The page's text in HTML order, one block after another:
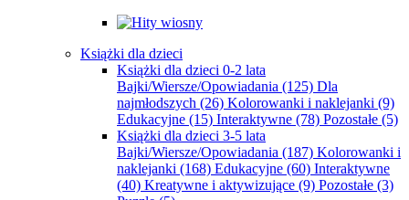
Książki dla dzieci
Książki dla dzieci 0-2 lata
Bajki/Wiersze/Opowiadania (125) Dla
najmłodszych (26) Kolorowanki i naklejanki (9)
Edukacyjne (15) Interaktywne (78) Pozostałe (5)
Książki dla dzieci 3-5 lata
Bajki/Wiersze/Opowiadania (187) Kolorowanki i
naklejanki (168) Edukacyjne (60) Interaktywne
(40) Kreatywne i aktywizujące (9) Pozostałe (3)